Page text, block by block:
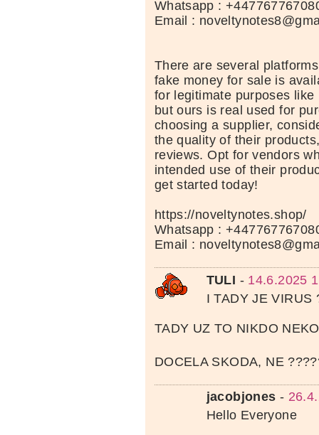
Whatsapp :
Email :
There are several
fake money for sale is
for legitimate purposes
but ours is real used for
choosing a supplier,
the quality of their
reviews. Opt for vendors
intended use of their
get started today!
https://noveltynotes.shop/
Whatsapp :
Email :
TULI - 14.6.2025
I TADY JE VIRUS
TADY UZ TO NIKDO
DOCELA SKODA, NE
jacobjones -
Hello Everyone